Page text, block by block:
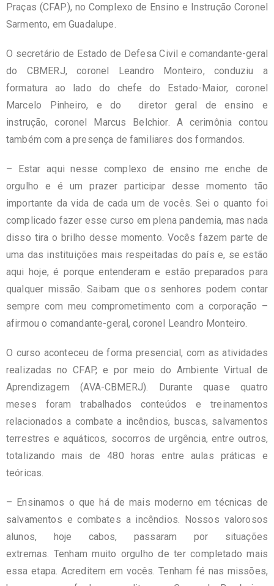
Praças (CFAP), no Complexo de Ensino e Instrução Coronel
Sarmento, em Guadalupe.
O secretário de Estado de Defesa Civil e comandante-geral
do CBMERJ, coronel Leandro Monteiro, conduziu a
formatura ao lado do chefe do Estado-Maior, coronel
Marcelo Pinheiro, e do diretor geral de ensino e
instrução, coronel Marcus Belchior. A cerimônia contou
também com a presença de familiares dos formandos.
– Estar aqui nesse complexo de ensino me enche de
orgulho e é um prazer participar desse momento tão
importante da vida de cada um de vocês. Sei o quanto foi
complicado fazer esse curso em plena pandemia, mas nada
disso tira o brilho desse momento. Vocês fazem parte de
uma das instituições mais respeitadas do país e, se estão
aqui hoje, é porque entenderam e estão preparados para
qualquer missão. Saibam que os senhores podem contar
sempre com meu comprometimento com a corporação –
afirmou o comandante-geral, coronel Leandro Monteiro.
O curso aconteceu de forma presencial, com as atividades
realizadas no CFAP, e por meio do Ambiente Virtual de
Aprendizagem (AVA-CBMERJ). Durante quase quatro
meses foram trabalhados conteúdos e treinamentos
relacionados a combate a incêndios, buscas, salvamentos
terrestres e aquáticos, socorros de urgência, entre outros,
totalizando mais de 480 horas entre aulas práticas e
teóricas.
– Ensinamos o que há de mais moderno em técnicas de
salvamentos e combates a incêndios. Nossos valorosos
alunos, hoje cabos, passaram por situações
extremas. Tenham muito orgulho de ter completado mais
essa etapa. Acreditem em vocês. Tenham fé nas missões,